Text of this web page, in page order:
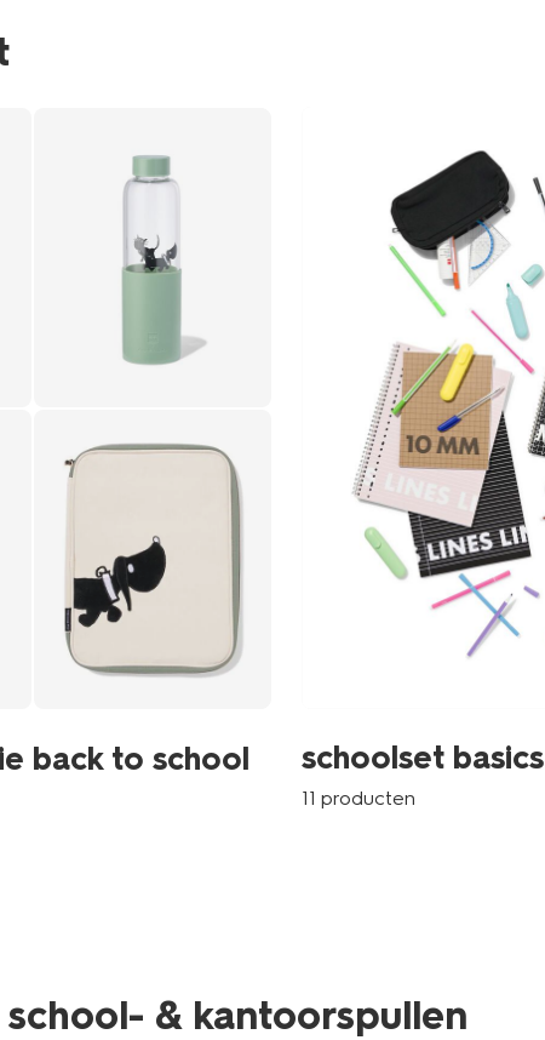
back to school schoolset basics
11 producten
& kantoorspullen